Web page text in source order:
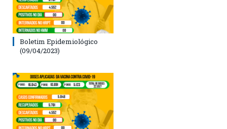
Boletim Epidemiológico
(09/04/2023)